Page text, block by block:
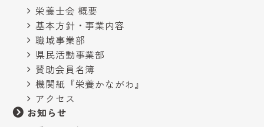
栄養士会 概要
基本方針・事業内容
職域事業部
県民活動事業部
賛助会員名簿
機関紙『栄養かながわ』
アクセス
お知らせ